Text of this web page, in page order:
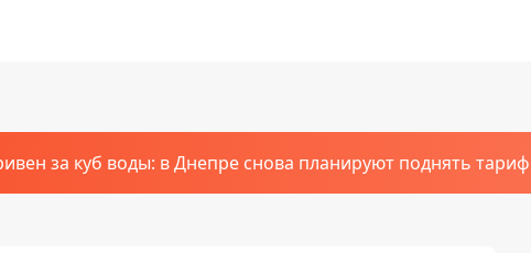
за куб воды: в Днепре снова планируют поднять тариф